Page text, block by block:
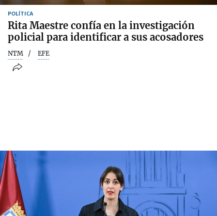
POLÍTICA
Rita Maestre confía en la investigación
policial para identificar a sus acosadores
NTM EFE